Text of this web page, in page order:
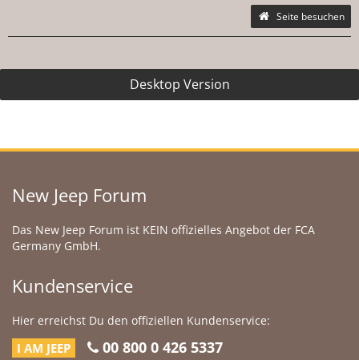
Seite besuchen
Desktop Version
New Jeep Forum
Das New Jeep Forum ist KEIN offizielles Angebot der FCA
Germany GmbH.
Kundenservice
Hier erreichst Du den offiziellen Kundenservice:
I AM JEEP 00 800 0 426 5337